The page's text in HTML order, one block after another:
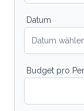
Datum
Datum
Budget pro